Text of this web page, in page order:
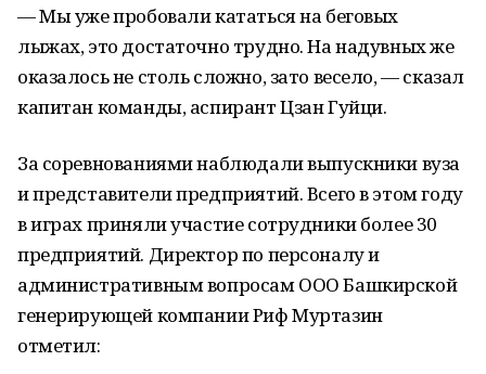
— Мы уже пробовали кататься на беговых
лыжах, это достаточно трудно. На надувных же
оказалось не столь сложно, зато весело, — сказал
капитан команды, аспирант Цзан Гуйци.
За соревнованиями наблюдали выпускники вуза
и представители предприятий. Всего в этом году
в играх приняли участие сотрудники более 30
предприятий. Директор по персоналу и
административным вопросам ООО Башкирской
генерирующей компании Риф Муртазин
отметил: